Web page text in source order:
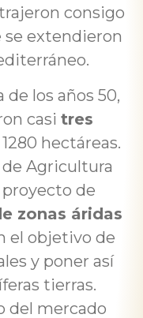
consigo
extendieron
los años 50,
casi tres
hectáreas.
Agricultura
de
zonas áridas
el objetivo de
y poner así
tierras.
del mercado